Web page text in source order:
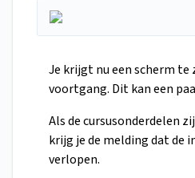
Je krijgt nu een scherm te
voortgang. Dit kan een
Als de cursusonderdelen
krijg je de melding dat de
verlopen.